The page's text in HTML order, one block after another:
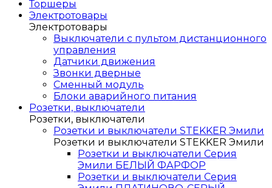
Торшеры
Электротовары
Электротовары
Выключатели с пультом дистанционного
управления
Датчики движения
Звонки дверные
Сменный модуль
Блоки аварийного питания
Розетки, выключатели
Розетки, выключатели
Розетки и выключатели STEKKER Эмили
Розетки и выключатели STEKKER Эмили
Розетки и выключатели Серия
Эмили БЕЛЫЙ ФАРФОР
Розетки и выключатели Серия